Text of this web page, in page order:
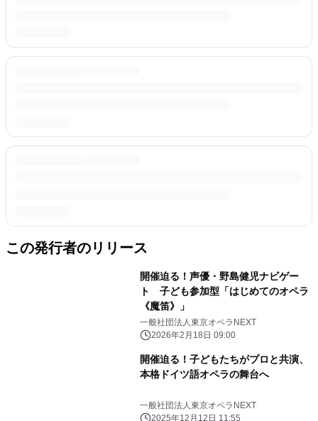
この発行者のリリース
開催迫る！声優・野島健児ナビゲー
ト 子ども参加型「はじめてのオペラ
《魔笛》」
一般社団法人東京オペラNEXT
2026年2月18日 09:00
開催迫る！子どもたちがプロと共演、
本格ドイツ語オペラの舞台へ
一般社団法人東京オペラNEXT
2025年12月12日 11:55